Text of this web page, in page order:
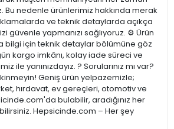
Bu nedenle ürünlerimiz hakkında merak
ve teknik detaylarda açıkça
güvenle yapmanızı sağlıyoruz. ⚙️ Ürün
bilgi için teknik detaylar bölümüne göz
kargo imkânı, kolay iade süreci ve
ile yanınızdayız. ? Sorularınız mı var?
Geniş ürün yelpazemizle;
hırdavat, ev gereçleri, otomotiv ve
bulabilir, aradığınız her
Hepsicinde.com – Her şey